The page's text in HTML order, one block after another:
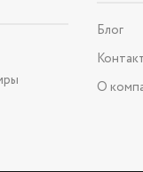
Блог
О